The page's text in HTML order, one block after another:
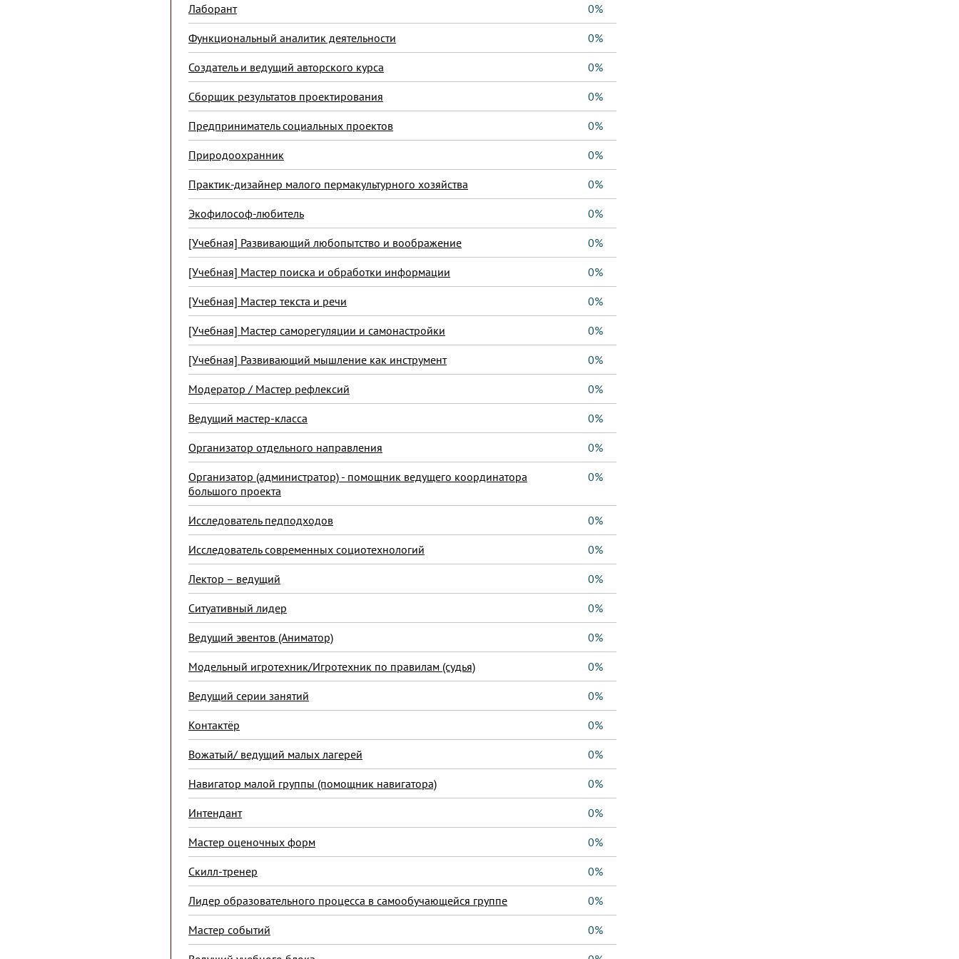
Лаборант 0%
Функциональный аналитик деятельности 0%
Создатель и ведущий авторского курса 0%
Сборщик результатов проектирования 0%
Предприниматель социальных проектов 0%
Природоохранник 0%
Практик-дизайнер малого пермакультурного хозяйства 0%
Экофилософ-любитель 0%
[Учебная] Развивающий любопытство и воображение 0%
[Учебная] Мастер поиска и обработки информации 0%
[Учебная] Мастер текста и речи 0%
[Учебная] Мастер саморегуляции и самонастройки 0%
[Учебная] Развивающий мышление как инструмент 0%
Модератор / Мастер рефлексий 0%
Ведущий мастер-класса 0%
Организатор отдельного направления 0%
Организатор (администратор) - помощник ведущего координатора
большого проекта
0%
Исследователь педподходов 0%
Исследователь современных социотехнологий 0%
Лектор – ведущий 0%
Ситуативный лидер 0%
Ведущий эвентов (Аниматор) 0%
Модельный игротехник/Игротехник по правилам (судья) 0%
Ведущий серии занятий 0%
Контактёр 0%
Вожатый/ ведущий малых лагерей 0%
Навигатор малой группы (помощник навигатора) 0%
Интендант 0%
Мастер оценочных форм 0%
Скилл-тренер 0%
Лидер образовательного процесса в самообучающейся группе 0%
Мастер событий 0%